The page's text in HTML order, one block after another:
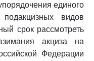
единого
видов
срок рассмотреть
акциза на
Федерации